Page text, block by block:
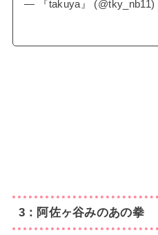
— 『takuya』 (@tky_nb11)
3：阿佐ヶ谷みのあの拳